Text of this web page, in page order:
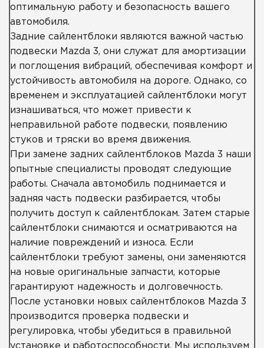
оптимальную работу и безопасность вашего
автомобиля.
Задние сайлентблоки являются важной частью
подвески Mazda 3, они служат для амортизации
и поглощения вибраций, обеспечивая комфорт и
устойчивость автомобиля на дороге. Однако, со
временем и эксплуатацией сайлентблоки могут
изнашиваться, что может привести к
неправильной работе подвески, появлению
стуков и тряски во время движения.
При замене задних сайлентблоков Mazda 3 наши
опытные специалисты проводят следующие
работы. Сначала автомобиль поднимается и
задняя часть подвески разбирается, чтобы
получить доступ к сайлентблокам. Затем старые
сайлентблоки снимаются и осматриваются на
наличие повреждений и износа. Если
сайлентблоки требуют замены, они заменяются
на новые оригинальные запчасти, которые
гарантируют надежность и долговечность.
После установки новых сайлентблоков Mazda 3
производится проверка подвески и
регулировка, чтобы убедиться в правильной
установке и работоспособности. Мы используем